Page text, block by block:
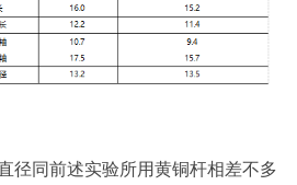
同前述实验所用黄铜杆相差不多